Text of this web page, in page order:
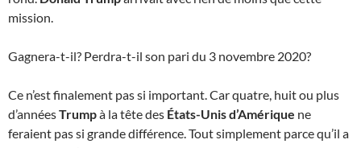
mission.
Gagnera-t-il? Perdra-t-il son pari du 3 novembre 2020?
Ce n’est finalement pas si important. Car quatre, huit ou plus
d’annéesTrumpà la tête des États-Unis d’Amérique ne
feraient pas si grande différence. Tout simplement parce qu’il a